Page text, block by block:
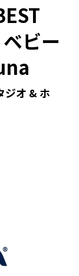
ビー
ジオ & ホ